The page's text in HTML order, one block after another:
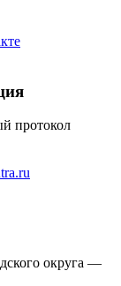
протокол
округа —